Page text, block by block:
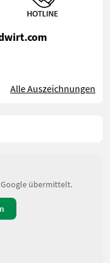
Alle Auszeichnungen
Google übermittelt.